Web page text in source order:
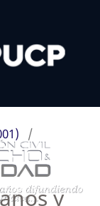
/
y